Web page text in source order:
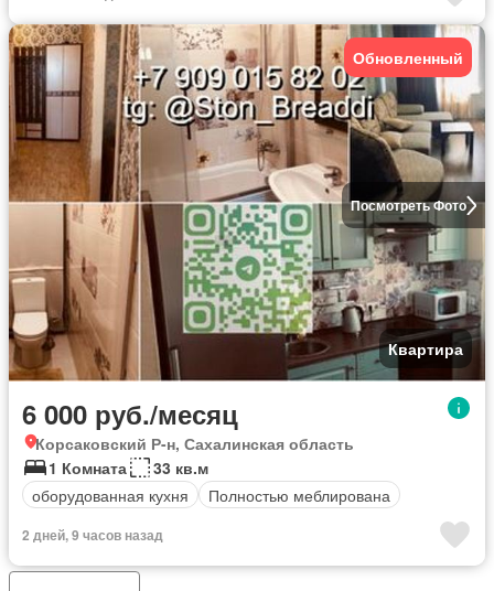
Посмотреть Фото
Обновленный
Квартира
6 000 руб./месяц
Корсаковский Р-н, Сахалинская область
1 Комната
33 кв.м
оборудованная кухня
Полностью меблирована
2 дней, 9 часов назад